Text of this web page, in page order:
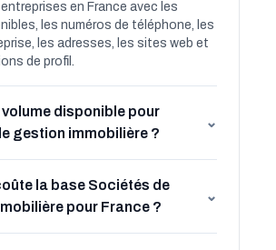
en France avec les
les numéros de téléphone, les
les adresses, les sites web et
de profil.
volume disponible pour
gestion immobilière ?
⌄
la base Sociétés de
pour France ?
⌄